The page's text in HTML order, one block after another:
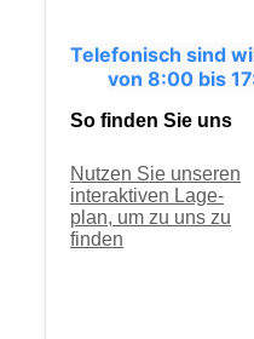
Telefonisch sind
von 8:00 bis
So finden Sie uns
Nutzen Sie unseren
interaktiven La­ge­
plan, um zu uns zu
finden